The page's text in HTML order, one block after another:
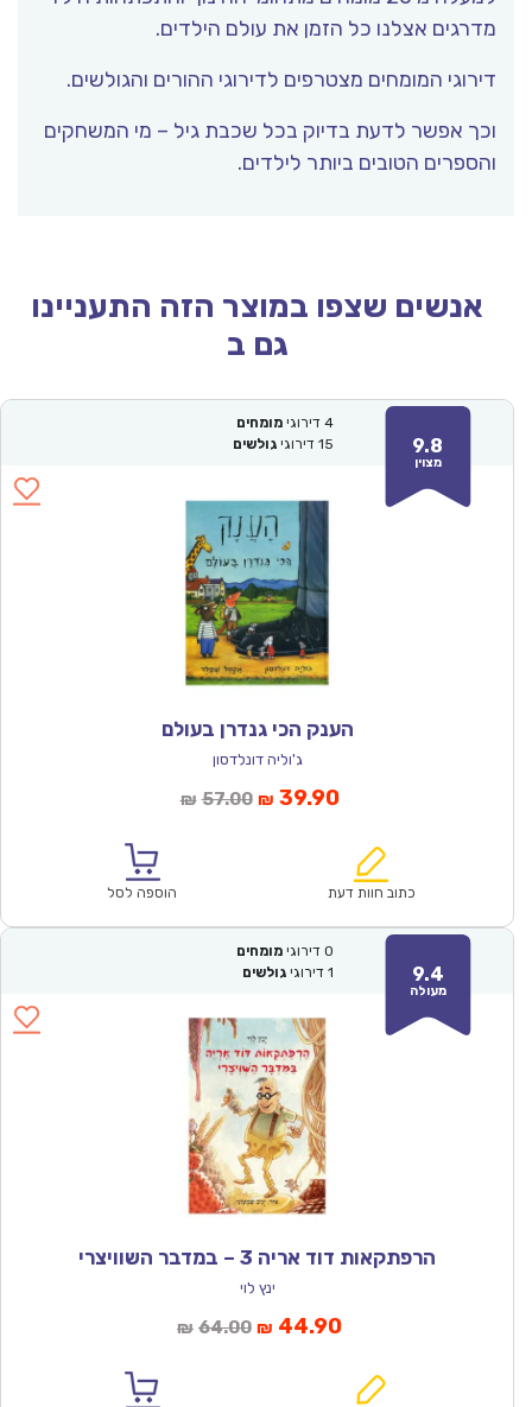
מדרגים אצלנו כל הזמן את עולם הילדים.
דירוגי המומחים מצטרפים לדירוגי ההורים והגולשים.
וכך אפשר לדעת בדיוק בכל שכבת גיל – מי המשחקים
והספרים הטובים ביותר לילדים.
אנשים שצפו במוצר הזה התעניינו
גם ב
9.8
מצוין
4 דירוגי מומחים
15 דירוגי גולשים
הענק הכי גנדרן בעולם
ג'וליה דונלדסון
₪ 57.00המחיר
₪57.00.
₪ 39.90המחיר
הוא:
כתוב חוות דעת הוספה לסל
9.4
מעולה
0 דירוגי מומחים
1 דירוגי גולשים
הרפתקאות דוד אריה 3 – במדבר השוויצרי
ינץ לוי
₪ 64.00המחיר
₪ 44.90המחיר
הוא: